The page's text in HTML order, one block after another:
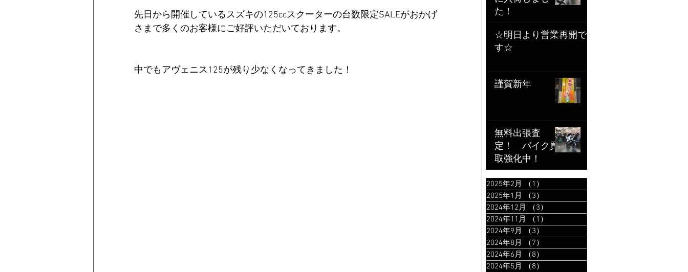
た！
☆明日より営業再開で
す☆
謹賀新年
無料出張査
定！ バイク買
取強化中！
2025年2月 （1）
2025年1月
（3）
2024年12月
（3）
2024年11月
（1）
2024年9月
（3）
2024年8月
（7）
2024年6月
（8）
2024年5月
（8）
先日から開催しているスズキの125ccスクーターの台数限定SALEがおかげ
さまで多くのお客様にご好評いただいております。
中でもアヴェニス125が残り少なくなってきました！